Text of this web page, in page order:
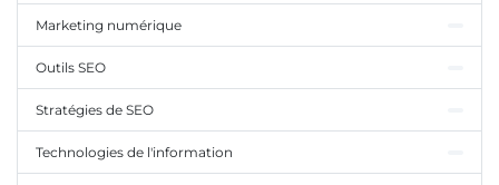
Marketing numérique
Outils SEO
Stratégies de SEO
Technologies de l'information